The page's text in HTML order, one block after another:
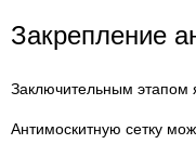
Закрепление
Заключительным этапом
Антимоскитную сетку